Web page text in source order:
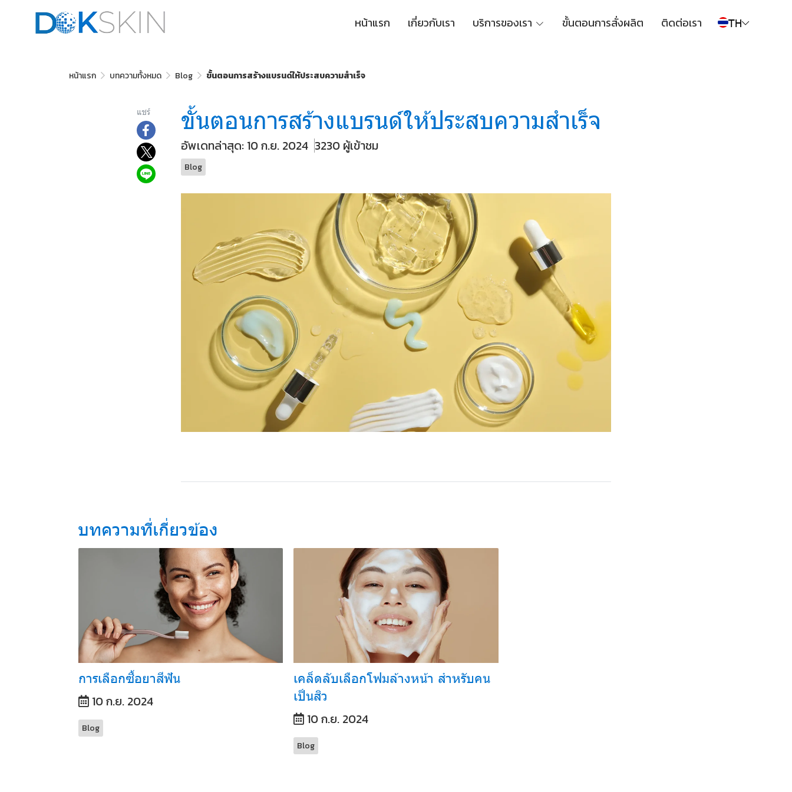
หน้าแรก เกี่ยวกับเรา บริการของเรา ขั้นตอนการสั่งผลิต ติดต่อเรา TH
หน้าแรก บทความทั้งหมด Blog ขั้นตอนการสร้างแบรนด์ให้ประสบความสำเร็จ
แชร์ ขั้นตอนการสร้างแบรนด์ให้ประสบความสำเร็จ
อัพเดทล่าสุด: 10 ก.ย. 2024 3230 ผู้เข้าชม
Blog
บทความที่เกี่ยวข้อง
การเลือกซื้อยาสีฟัน
10 ก.ย. 2024
Blog
เคล็ดลับเลือกโฟมล้างหน้า สำหรับคน
เป็นสิว
10 ก.ย. 2024
Blog